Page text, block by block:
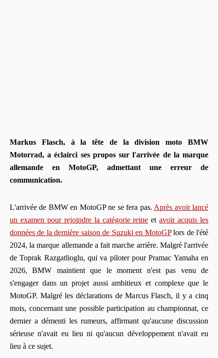
Markus Flasch, à la tête de la division moto BMW
Motorrad, a éclairci ses propos sur l'arrivée de la marque
allemande en MotoGP, admettant une erreur de
communication.
L'arrivée de BMW en MotoGP ne se fera pas. Après avoir lancé
un examen pour rejoindre la catégorie reine etavoir acquis les
données de la dernière saison de Suzuki en MotoGPlors de l'été
2024, la marque allemande a fait marche arrière. Malgré l'arrivée
de Toprak Razgatlioglu, qui va piloter pour Pramac Yamaha en
2026, BMW maintient que le moment n'est pas venu de
s'engager dans un projet aussi ambitieux et complexe que le
MotoGP. Malgré les déclarations de Marcus Flasch, il y a cinq
mois, concernant une possible participation au championnat, ce
dernier a démenti les rumeurs, affirmant qu'aucune discussion
sérieuse n'avait eu lieu ni qu'aucun développement n'avait eu
lieu à ce sujet.